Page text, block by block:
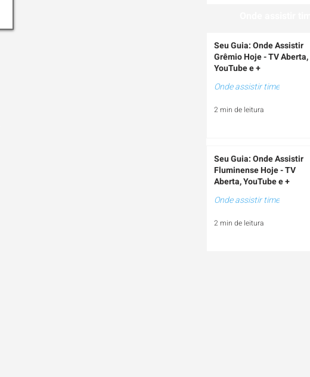
Seu Guia: Onde Assistir
Grêmio Hoje - TV Aberta,
YouTube e +
Onde assistir time
2 min de leitura
Seu Guia: Onde Assistir
Fluminense Hoje - TV
Aberta, YouTube e +
Onde assistir time
2 min de leitura